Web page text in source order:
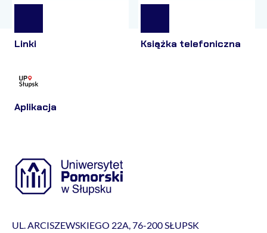
Linki Książka telefoniczna
Aplikacja
UL. ARCISZEWSKIEGO 22A, 76-200 SŁUPSK